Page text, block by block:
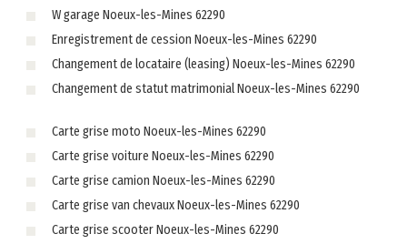
W garage Noeux-les-Mines 62290
Enregistrement de cession Noeux-les-Mines 62290
Changement de locataire (leasing) Noeux-les-Mines 62290
Changement de statut matrimonial Noeux-les-Mines 62290
Carte grise moto Noeux-les-Mines 62290
Carte grise voiture Noeux-les-Mines 62290
Carte grise camion Noeux-les-Mines 62290
Carte grise van chevaux Noeux-les-Mines 62290
Carte grise scooter Noeux-les-Mines 62290